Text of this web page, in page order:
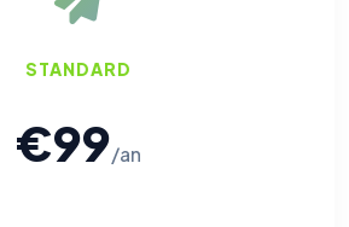
STANDARD
€99/an